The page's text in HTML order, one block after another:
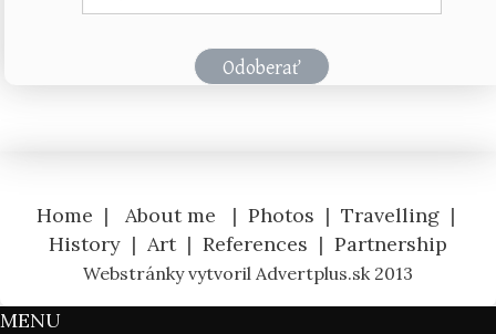
Home | About me | Photos | Travelling |
History | Art | References | Partnership
Webstránky vytvoril Advertplus.sk 2013
MENU